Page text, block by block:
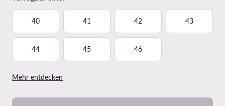
40 41 42 43
44 45 46
Mehr entdecken